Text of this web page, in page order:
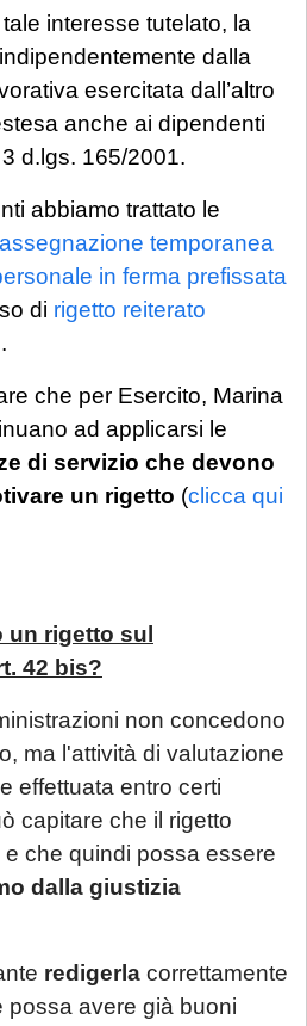
interesse tutelato, la
dalla
esercitata dall’altro
anche ai dipendenti
d.lgs. 165/2001.
abbiamo trattato le
assegnazione temporanea
in ferma prefissata
di rigetto reiterato
.
che per Esercito, Marina
ad applicarsi le
di servizio che devono
un rigetto (clicca qui
un rigetto sul
42 bis?
non concedono
ma l'attività di valutazione
effettuata entro certi
capitare che il rigetto
che quindi possa essere
dalla giustizia
redigerla correttamente
possa avere già buoni
invitiamo a descrivere
la situazione in una
sarà evasa
email di riscontro
che indicherà le
Studio, le richieste
(aggiornamenti
quesiti generali,
in carico al rientro,
2026.